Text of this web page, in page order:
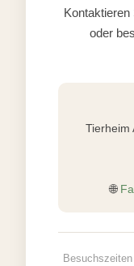
oder
Tierheim
🌐